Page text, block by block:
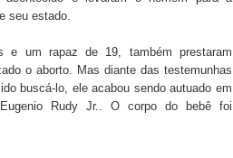
revolta
parcelamentos
seu estado.
e um rapaz de 19, também prestaram
o aborto. Mas diante das testemunhas
buscá-lo, ele acabou sendo autuado em
Rudy Jr.. O corpo do bebê foi